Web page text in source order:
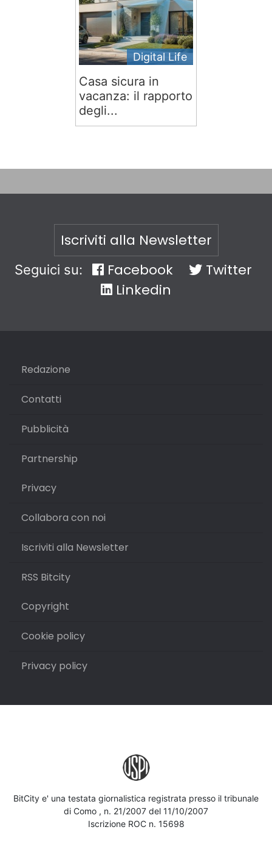
Digital Life
Casa sicura in
vacanza: il rapporto
degli...
Iscriviti alla Newsletter
Seguici su: Facebook
Twitter
Linkedin
Redazione
Contatti
Pubblicità
Partnership
Privacy
Collabora con noi
Iscriviti alla Newsletter
RSS Bitcity
Copyright
Cookie policy
Privacy policy
BitCity e' una testata giornalistica registrata presso il tribunale
di Como , n. 21/2007 del 11/10/2007
Iscrizione ROC n. 15698